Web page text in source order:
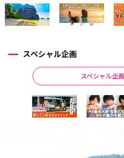
スペシャル企画
スペシャル企